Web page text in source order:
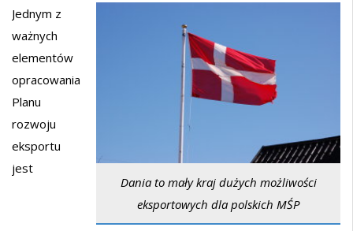
Dania to mały kraj dużych możliwości
eksportowych dla polskich MŚP
Jednym z
ważnych
elementów
opracowania
Planu
rozwoju
eksportu
jest